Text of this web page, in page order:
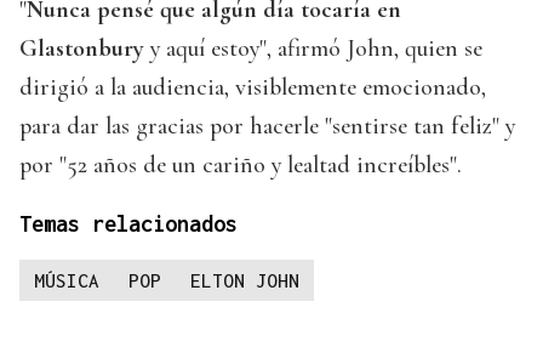
"Nunca pensé que algún día tocaría en
Glastonbury y aquí estoy", afirmó John, quien se
dirigió a la audiencia, visiblemente emocionado,
para dar las gracias por hacerle "sentirse tan feliz" y
por "52 años de un cariño y lealtad increíbles".
Temas relacionados
MÚSICA POP ELTON JOHN